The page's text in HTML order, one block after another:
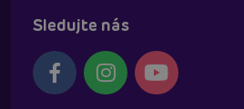
Sledujte nás